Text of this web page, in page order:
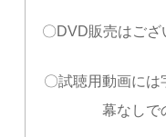
〇DVD販売はござ
〇試聴用動画には
幕なしで